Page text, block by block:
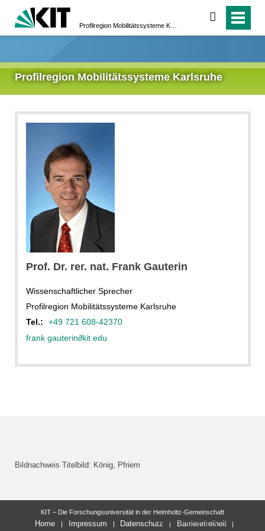
suchen
Profilregion Mobilitätssysteme Karlsruhe
Prof. Dr. rer. nat. Frank Gauterin
Wissenschaftlicher Sprecher
Profilregion Mobilitätssysteme Karlsruhe
Tel.:
+49 721 608-42370
frank gauterin∂kit edu
Bildnachweis Titelbild: König, Pfriem
letzte Änderung: 14.04.2016
KIT – Die Forschungsuniversität in der Helmholtz-Gemeinschaft
Home Impressum Datenschutz Barrierefreiheit